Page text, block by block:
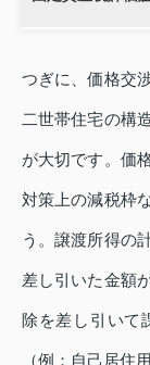
つぎに、価格交
二世帯住宅の構
が大切です。価
対策上の減税枠
う。譲渡所得の
差し引いた金額
除を差し引いて
（例：自己居住